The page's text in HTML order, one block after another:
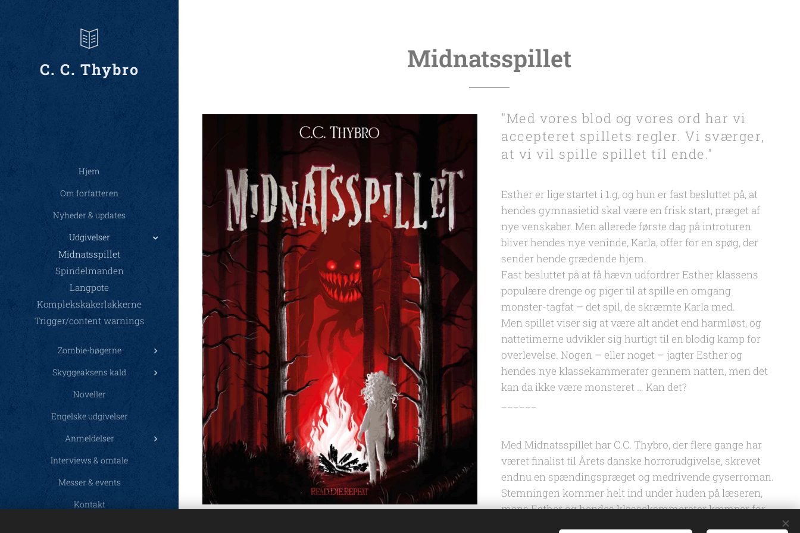
C. C. Thybro
Hjem
Om forfatteren
Nyheder & updates
Udgivelser
Midnatsspillet
Spindelmanden
Langpote
Komplekskakerlakkerne
Trigger/content warnings
Zombie-bøgerne
Skyggeaksens kald
Noveller
Engelske udgivelser
Anmeldelser
Interviews & omtale
Messer & events
Kontakt
Midnatsspillet
"Med vores blod og vores ord har vi
accepteret spillets regler. Vi sværger,
at vi vil spille spillet til ende."
Esther er lige startet i 1.g, og hun er fast besluttet på, at
hendes gymnasietid skal være en frisk start, præget af
nye venskaber. Men allerede første dag på introturen
bliver hendes nye veninde, Karla, offer for en spøg, der
sender hende grædende hjem.
Fast besluttet på at få hævn udfordrer Esther klassens
populære drenge og piger til at spille en omgang
monster-tagfat – det spil, de skræmte Karla med.
Men spillet viser sig at være alt andet end harmløst, og
nattetimerne udvikler sig hurtigt til en blodig kamp for
overlevelse. Nogen – eller noget – jagter Esther og
hendes nye klassekammerater gennem natten, men det
kan da ikke være monsteret … Kan det?
Med Midnatsspillet har C.C. Thybro, der flere gange har
været finalist til Årets danske horrorudgivelse, skrevet
endnu en spændingspræget og medrivende gyserroman.
Stemningen kommer helt ind under huden på læseren,
mens Esther og hendes klassekammerater kæmper for